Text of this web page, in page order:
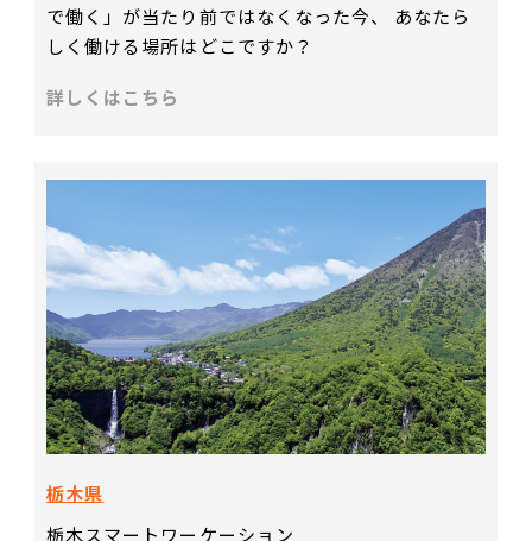
で働く」が当たり前ではなくなった今、 あなたら
しく働ける場所はどこですか？
詳しくはこちら
栃木県
栃木スマートワーケーション